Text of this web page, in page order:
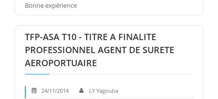
Bonne expérience
TFP-ASA T10 - TITRE A FINALITE
PROFESSIONNEL AGENT DE SURETE
AEROPORTUAIRE
24/11/2014 LY Yagouba